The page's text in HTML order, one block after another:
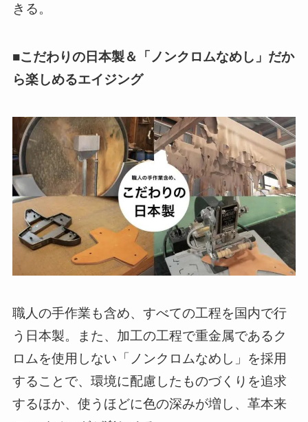
きる。
■こだわりの日本製＆「ノンクロムなめし」だか
ら楽しめるエイジング
職人の手作業も含め、すべての工程を国内で行
う日本製。また、加工の工程で重金属であるク
ロムを使用しない「ノンクロムなめし」を採用
することで、環境に配慮したものづくりを追求
するほか、使うほどに色の深みが増し、革本来